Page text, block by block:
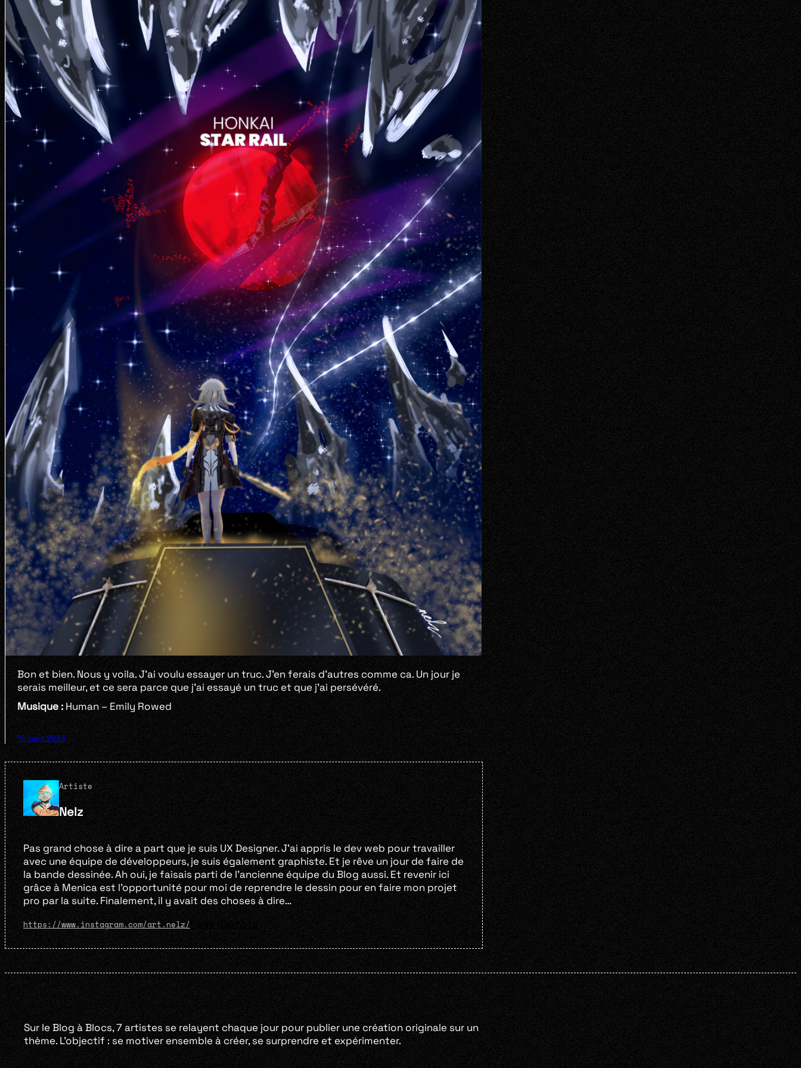
Bon et bien. Nous y voila. J’ai voulu essayer un truc. J’en ferais d’autres comme ca. Un jour je
serais meilleur, et ce sera parce que j’ai essayé un truc et que j’ai persévéré.
Musique : Human – Emily Rowed
15 mars 2024
Artiste
Nelz
Pas grand chose à dire a part que je suis UX Designer. J’ai appris le dev web pour travailler
avec une équipe de développeurs, je suis également graphiste. Et je rêve un jour de faire de
la bande dessinée. Ah oui, je faisais parti de l’ancienne équipe du Blog aussi. Et revenir ici
grâce à Menica est l’opportunité pour moi de reprendre le dessin pour en faire mon projet
pro par la suite. Finalement, il y avait des choses à dire…
https://www.instagram.com/art.nelz/
Sur le Blog à Blocs, 7 artistes se relayent chaque jour pour publier une création originale sur un
thème. L’objectif : se motiver ensemble à créer, se surprendre et expérimenter.